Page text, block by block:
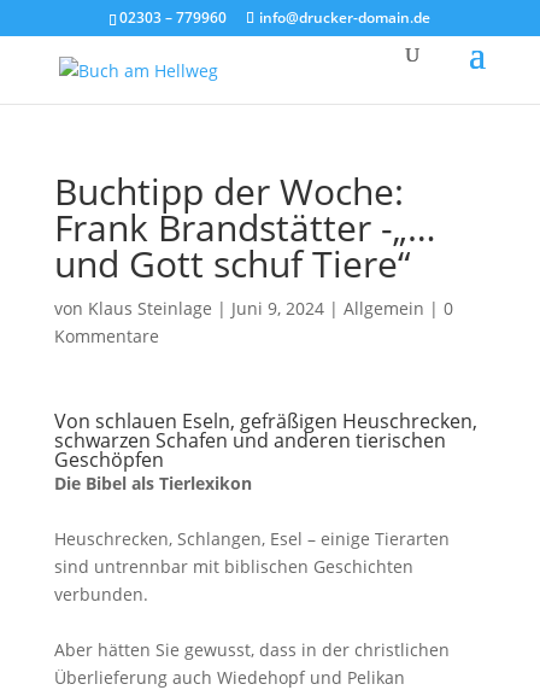
02303 – 779960 info@drucker-domain.de
Buchtipp der Woche:
Frank Brandstätter -„…
und Gott schuf Tiere“
von Klaus Steinlage | Juni 9, 2024| Allgemein | 0
Kommentare
Von schlauen Eseln, gefräßigen Heuschrecken,
schwarzen Schafen und anderen tierischen
Geschöpfen
Die Bibel als Tierlexikon
Heuschrecken, Schlangen, Esel – einige Tierarten
sind untrennbar mit biblischen Geschichten
verbunden.
Aber hätten Sie gewusst, dass in der christlichen
Überlieferung auch Wiedehopf und Pelikan